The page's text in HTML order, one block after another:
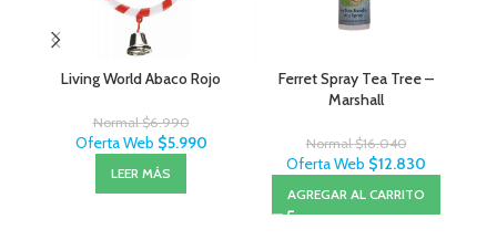
Living World Abaco Rojo
Normal$6.990
Oferta Web $5.990
LEER MÁS
Ferret Spray Tea Tree –
Marshall
Normal$16.040
Oferta Web $12.830
AGREGAR AL CARRITO